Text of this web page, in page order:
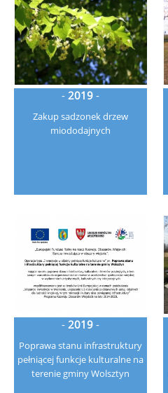
- 2019 -
Zakup sadzonek drzew
miododajnych
- 2019 -
Poprawa stanu infrastruktury
pełniącej funkcje kulturalne na
terenie gminy Wolsztyn